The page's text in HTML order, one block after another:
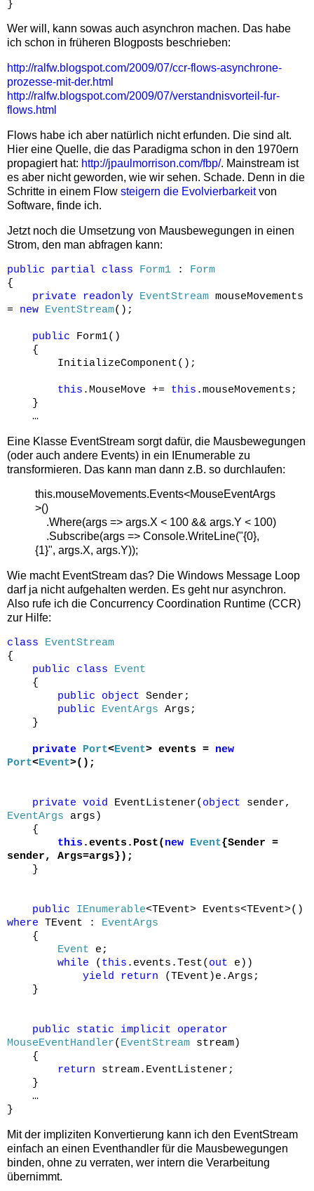
}
Wer will, kann sowas auch asynchron machen. Das habe
ich schon in früheren Blogposts beschrieben:
http://ralfw.blogspot.com/2009/07/ccr-flows-asynchrone-
prozesse-mit-der.html
http://ralfw.blogspot.com/2009/07/verstandnisvorteil-fur-
flows.html
Flows habe ich aber natürlich nicht erfunden. Die sind alt.
Hier eine Quelle, die das Paradigma schon in den 1970ern
propagiert hat: http://jpaulmorrison.com/fbp/. Mainstream ist
es aber nicht geworden, wie wir sehen. Schade. Denn in die
Schritte in einem Flow steigern die Evolvierbarkeitvon
Software, finde ich.
Jetzt noch die Umsetzung von Mausbewegungen in einen
Strom, den man abfragen kann:
public partial class Form1 :
Form
{
private
readonly EventStream mouseMovements
= new EventStream();
public Form1()
{
InitializeComponent();
this .MouseMove += this .mouseMovements;
}
…
Eine Klasse EventStream sorgt dafür, die Mausbewegungen
(oder auch andere Events) in ein IEnumerable zu
transformieren. Das kann man dann z.B. so durchlaufen:
this.mouseMovements.Events<MouseEventArgs
>()
.Where(args => args.X < 100 && args.Y < 100)
.Subscribe(args => Console.WriteLine("{0},
{1}", args.X, args.Y));
Wie macht EventStream das? Die Windows Message Loop
darf ja nicht aufgehalten werden. Es geht nur asynchron.
Also rufe ich die Concurrency Coordination Runtime (CCR)
zur Hilfe:
class
EventStream
{
public
class
Event
{
public
object Sender;
public
EventArgs Args;
}
private Port<Event> events = new
Port<Event>();
private void EventListener( object sender,
EventArgs args)
{
this .events.Post( new Event{Sender =
sender, Args=args});
}
public IEnumerable<TEvent> Events<TEvent>()
where TEvent :
EventArgs
{
Event e;
while ( this .events.Test( out e))
yield
return (TEvent)e.Args;
}
public static implicit
operator
MouseEventHandler( EventStream stream)
{
return stream.EventListener;
}
…
}
Mit der impliziten Konvertierung kann ich den EventStream
einfach an einen Eventhandler für die Mausbewegungen
binden, ohne zu verraten, wer intern die Verarbeitung
übernimmt.